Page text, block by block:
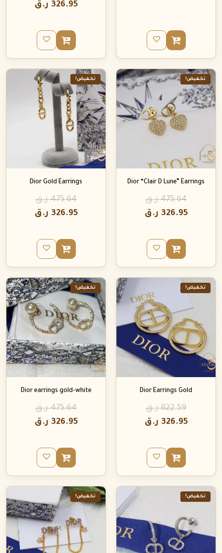
326.95 ر.ق
تخفيض!
Dior “Clair D Lune” Earrings
475.64 ر.ق
326.95 ر.ق
تخفيض!
Dior Gold Earrings
475.64 ر.ق
326.95 ر.ق
تخفيض!
Dior Earrings Gold
822.59 ر.ق
326.95 ر.ق
تخفيض!
Dior earrings gold-white
475.64 ر.ق
326.95 ر.ق
تخفيض! تخفيض!